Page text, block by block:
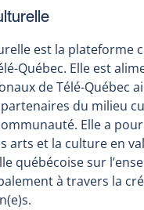
est la plateforme
Québec. Elle est
de Télé-Québec
du milieu
Elle a
arts et la culture en
québécoise sur
à travers la